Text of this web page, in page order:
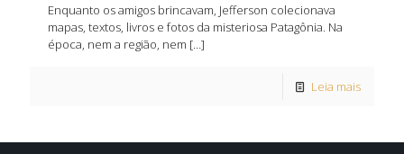
Enquanto os amigos brincavam, Jefferson colecionava
mapas, textos, livros e fotos da misteriosa Patagônia. Na
época, nem a região, nem […]
Leia mais